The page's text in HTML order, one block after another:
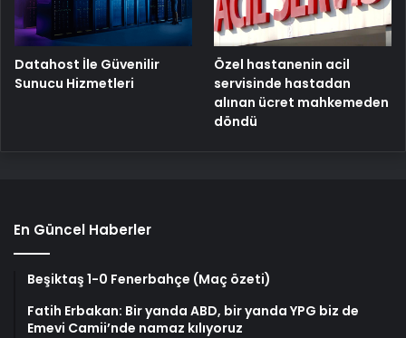
Datahost İle Güvenilir
Sunucu Hizmetleri
Özel hastanenin acil
servisinde hastadan
alınan ücret mahkemeden
döndü
En Güncel Haberler
Beşiktaş 1-0 Fenerbahçe (Maç özeti)
Fatih Erbakan: Bir yanda ABD, bir yanda YPG biz de
Emevi Camii’nde namaz kılıyoruz